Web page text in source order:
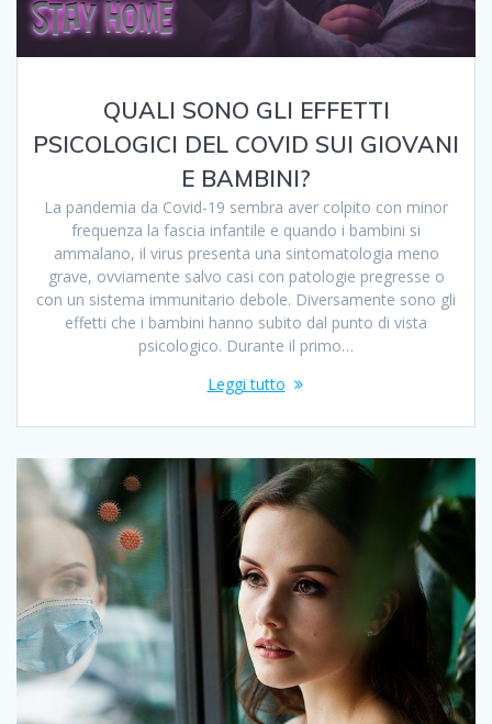
QUALI SONO GLI EFFETTI
PSICOLOGICI DEL COVID SUI GIOVANI
E BAMBINI?
La pandemia da Covid-19 sembra aver colpito con minor
frequenza la fascia infantile e quando i bambini si
ammalano, il virus presenta una sintomatologia meno
grave, ovviamente salvo casi con patologie pregresse o
con un sistema immunitario debole. Diversamente sono gli
effetti che i bambini hanno subito dal punto di vista
psicologico. Durante il primo…
Leggi tutto